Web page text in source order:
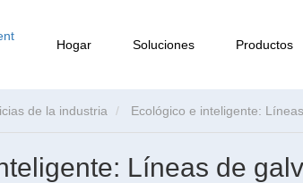
Hogar Soluciones Productos
de la industria Ecológico e inteligente:
Líneas de